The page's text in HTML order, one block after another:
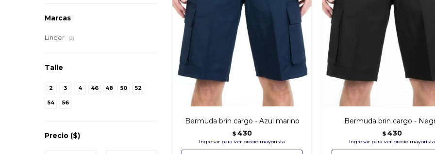
Bermuda brin cargo - Azul marino
$ 430
Bermuda brin cargo -
$ 430
Marcas
Linder (2)
Talle
2 3 4 46 48 50 52
54 56
Precio ($)